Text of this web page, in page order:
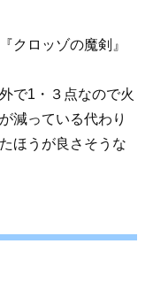
クロッゾの魔剣』
で1・３点なので火
減っている代わり
ほうが良さそうな